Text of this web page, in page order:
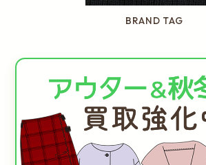
BRAND TAG